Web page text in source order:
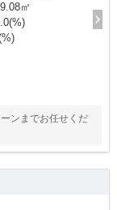
㎡
ンまでお任せくだ